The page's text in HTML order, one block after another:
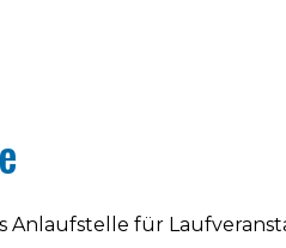
Anlaufstelle für